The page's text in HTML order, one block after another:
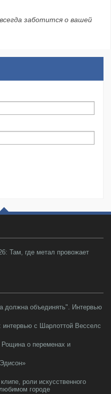
заботится о вашей
Там, где метал провожает
должна объединять". Интервью
с Шарлоттой Весселс
о переменах и
роли искусственного
городе